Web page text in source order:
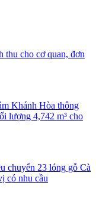
thu cho cơ quan, đơn
Khánh Hòa thông
lượng 4,742 m³ cho
chuyển 23 lóng gỗ Cà
có nhu cầu